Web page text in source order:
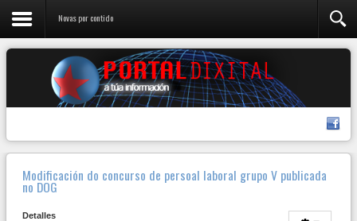
Novas por contido
Modificación do concurso de persoal laboral grupo V publicada
no DOG
Detalles